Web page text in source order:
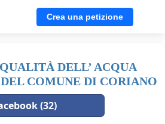
Crea una petizione
DELL’ ACQUA
COMUNE DI CORIANO
(32)